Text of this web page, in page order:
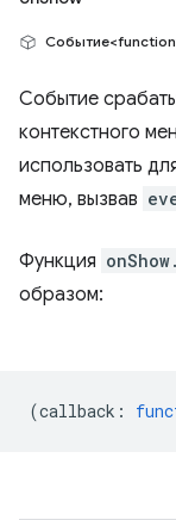
Событие
контекстного
использовать
меню, вызвав
Функция
образом:
(callback :